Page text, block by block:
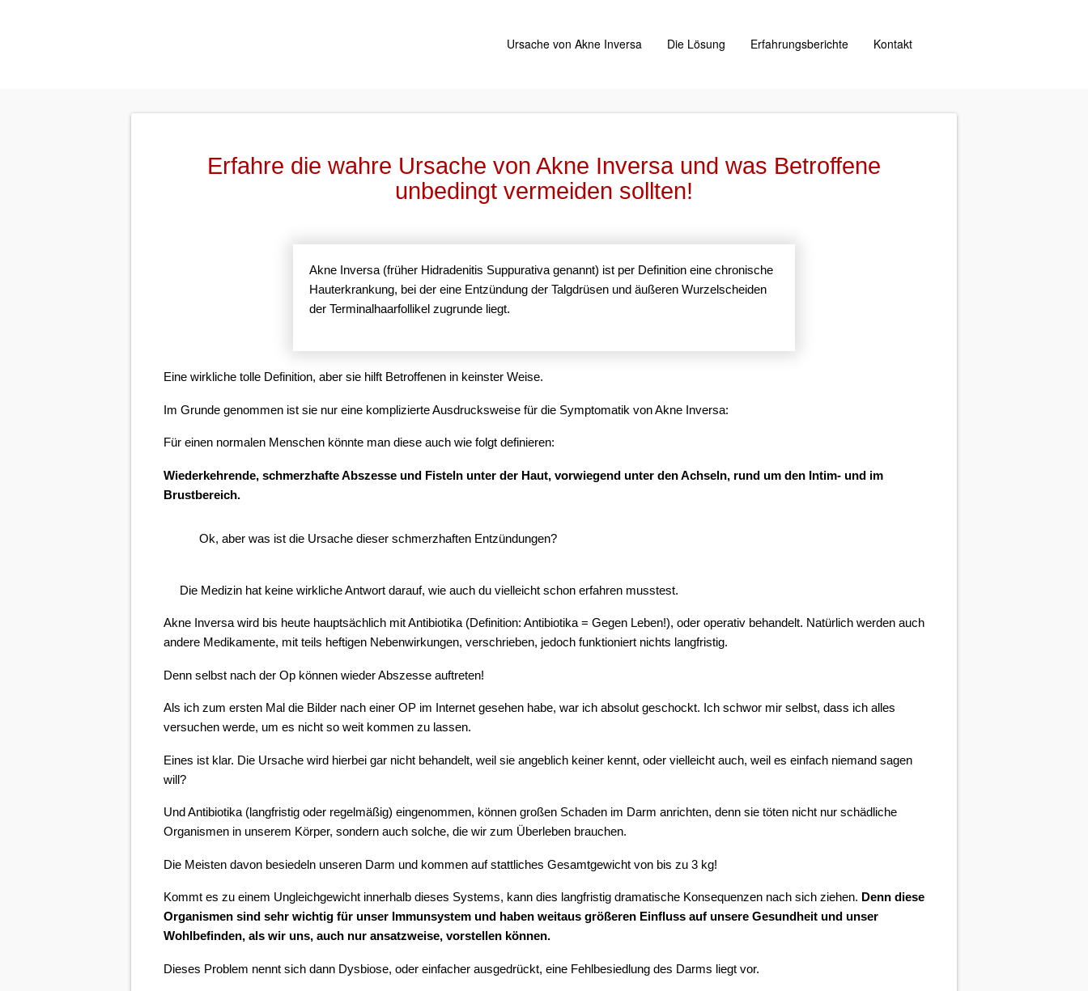
Ursache von Akne Inversa Die Lösung Erfahrungsberichte Kontakt
Erfahre die wahre Ursache von Akne Inversa und was Betroffene
unbedingt vermeiden sollten!
Akne Inversa (früher Hidradenitis Suppurativa genannt) ist per Definition eine chronische
Hauterkrankung, bei der eine Entzündung der Talgdrüsen und äußeren Wurzelscheiden
der Terminalhaarfollikel zugrunde liegt.
Eine wirkliche tolle Definition, aber sie hilft Betroffenen in keinster Weise.
Im Grunde genommen ist sie nur eine komplizierte Ausdrucksweise für die Symptomatik von Akne Inversa:
Für einen normalen Menschen könnte man diese auch wie folgt definieren:
Wiederkehrende, schmerzhafte Abszesse und Fisteln unter der Haut, vorwiegend unter den Achseln, rund um den Intim- und im
Brustbereich.
Ok, aber was ist die Ursache dieser schmerzhaften Entzündungen?
Die Medizin hat keine wirkliche Antwort darauf, wie auch du vielleicht schon erfahren musstest.
Akne Inversa wird bis heute hauptsächlich mit Antibiotika (Definition: Antibiotika = Gegen Leben!), oder operativ behandelt. Natürlich werden auch
andere Medikamente, mit teils heftigen Nebenwirkungen, verschrieben, jedoch funktioniert nichts langfristig.
Denn selbst nach der Op können wieder Abszesse auftreten!
Als ich zum ersten Mal die Bilder nach einer OP im Internet gesehen habe, war ich absolut geschockt. Ich schwor mir selbst, dass ich alles
versuchen werde, um es nicht so weit kommen zu lassen.
Eines ist klar. Die Ursache wird hierbei gar nicht behandelt, weil sie angeblich keiner kennt, oder vielleicht auch, weil es einfach niemand sagen
will?
Und Antibiotika (langfristig oder regelmäßig) eingenommen, können großen Schaden im Darm anrichten, denn sie töten nicht nur schädliche
Organismen in unserem Körper, sondern auch solche, die wir zum Überleben brauchen.
Die Meisten davon besiedeln unseren Darm und kommen auf stattliches Gesamtgewicht von bis zu 3 kg!
Kommt es zu einem Ungleichgewicht innerhalb dieses Systems, kann dies langfristig dramatische Konsequenzen nach sich ziehen. Denn diese
Organismen sind sehr wichtig für unser Immunsystem und haben weitaus größeren Einfluss auf unsere Gesundheit und unser
Wohlbefinden, als wir uns, auch nur ansatzweise, vorstellen können.
Dieses Problem nennt sich dann Dysbiose, oder einfacher ausgedrückt, eine Fehlbesiedlung des Darms liegt vor.